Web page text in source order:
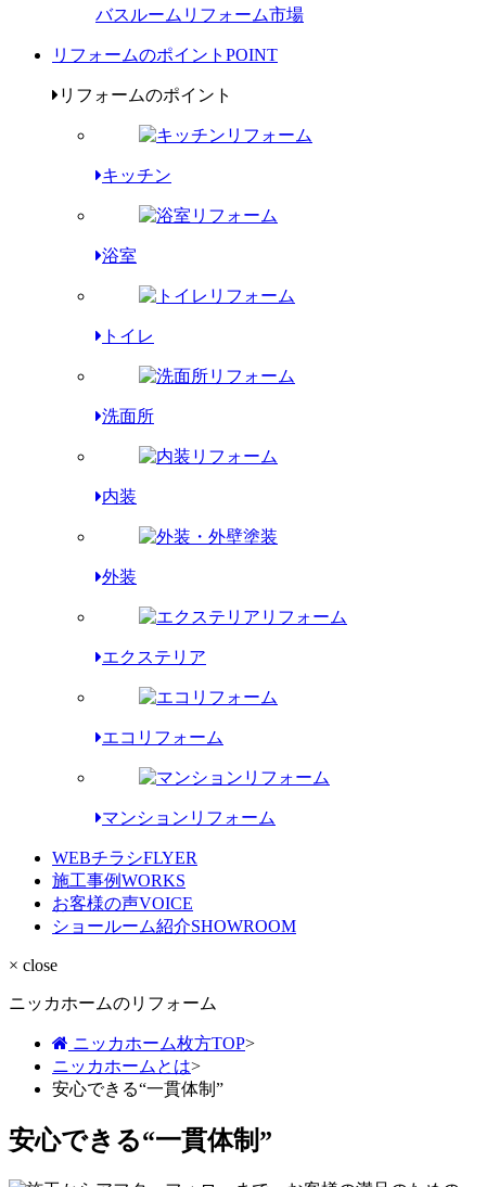
バスルームリフォーム市場
リフォームのポイント POINT
リフォームのポイント
キッチン
浴室
トイレ
洗面所
内装
外装
エクステリア
エコリフォーム
マンションリフォーム
WEBチラシFLYER
施工事例WORKS
お客様の声VOICE
ショールーム紹介SHOWROOM
× close
ニッカホームのリフォーム
ニッカホーム枚方TOP>
ニッカホームとは>
安心できる“一貫体制”
安心できる“一貫体制”